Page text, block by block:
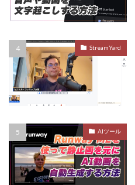
StreamYard
AIツール